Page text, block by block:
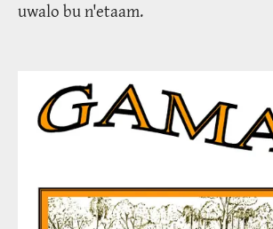
uwalo bu n'etaam.